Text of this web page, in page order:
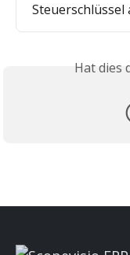
Hat dies